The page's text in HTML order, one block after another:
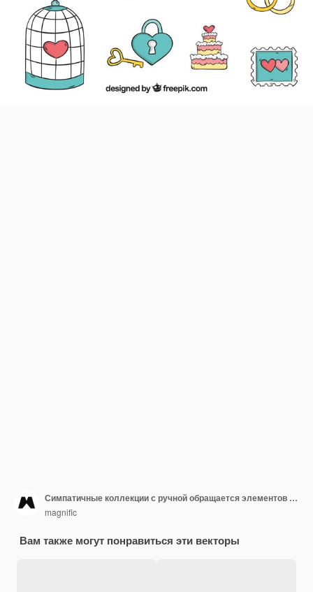
Симпатичные коллекции с ручной обращается элементов свадьбы
magnific
Вам также могут понравиться эти векторы